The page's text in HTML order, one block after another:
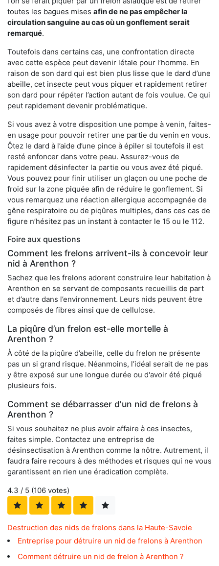
toutes les bagues mises afin de ne pas empêcher la
circulation sanguine au cas où un gonflement serait
remarqué.
Toutefois dans certains cas, une confrontation directe
avec cette espèce peut devenir létale pour l’homme. En
raison de son dard qui est bien plus lisse que le dard d’une
abeille, cet insecte peut vous piquer et rapidement retirer
son dard pour répéter l’action autant de fois voulue. Ce qui
peut rapidement devenir problématique.
Si vous avez à votre disposition une pompe à venin, faites-
en usage pour pouvoir retirer une partie du venin en vous.
Ôtez le dard à l’aide d’une pince à épiler si toutefois il est
resté enfoncer dans votre peau. Assurez-vous de
rapidement désinfecter la partie ou vous avez été piqué.
Vous pouvez pour finir utiliser un glaçon ou une poche de
froid sur la zone piquée afin de réduire le gonflement. Si
vous remarquez une réaction allergique accompagnée de
gêne respiratoire ou de piqûres multiples, dans ces cas de
figure n’hésitez pas un instant à contacter le 15 ou le 112.
Foire aux questions
Comment les frelons arrivent-ils à concevoir leur
nid à Arenthon ?
Sachez que les frelons adorent construire leur habitation à
Arenthon en se servant de composants recueillis de part
et d’autre dans l’environnement. Leurs nids peuvent être
composés de fibres ainsi que de cellulose.
La piqûre d’un frelon est-elle mortelle à
Arenthon ?
À côté de la piqûre d’abeille, celle du frelon ne présente
pas un si grand risque. Néanmoins, l’idéal serait de ne pas
y être exposé sur une longue durée ou d'avoir été piqué
plusieurs fois.
Comment se débarrasser d'un nid de frelons à
Arenthon ?
Si vous souhaitez ne plus avoir affaire à ces insectes,
faites simple. Contactez une entreprise de
désinsectisation à Arenthon comme la nôtre. Autrement, il
faudra faire recours à des méthodes et risques qui ne vous
garantissent en rien une éradication complète.
4.3 / 5 (106 votes)
Destruction des nids de frelons dans la Haute-Savoie
Entreprise pour détruire un nid de frelons à Arenthon
Comment détruire un nid de frelon à Arenthon ?